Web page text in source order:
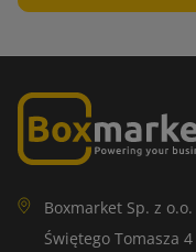
Boxmarket Sp. z o.o.
Świętego Tomasza 4